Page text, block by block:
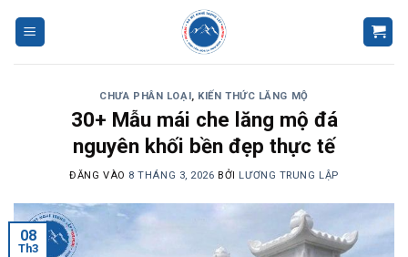
CHƯA PHÂN LOẠI, KIẾN THỨC LĂNG MỘ
30+ Mẫu mái che lăng mộ đá
nguyên khối bền đẹp thực tế
ĐĂNG VÀO 8 THÁNG 3, 2026 BỞI LƯƠNG TRUNG LẬP
08
Th3